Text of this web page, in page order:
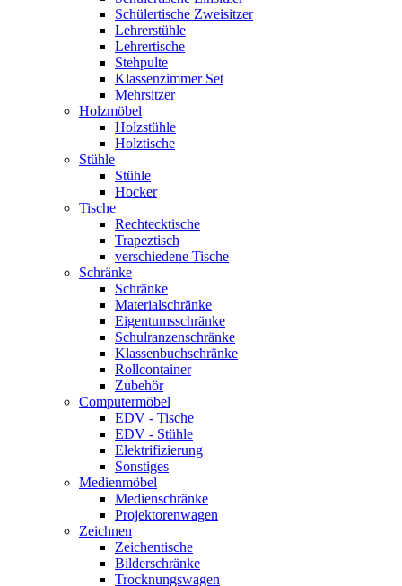
Schülertische Zweisitzer
Lehrerstühle
Lehrertische
Stehpulte
Klassenzimmer Set
Mehrsitzer
Holzmöbel
Holzstühle
Holztische
Stühle
Stühle
Hocker
Tische
Rechtecktische
Trapeztisch
verschiedene Tische
Schränke
Schränke
Materialschränke
Eigentumsschränke
Schulranzenschränke
Klassenbuchschränke
Rollcontainer
Zubehör
Computermöbel
EDV - Tische
EDV - Stühle
Elektrifizierung
Sonstiges
Medienmöbel
Medienschränke
Projektorenwagen
Zeichnen
Zeichentische
Bilderschränke
Trocknungswagen